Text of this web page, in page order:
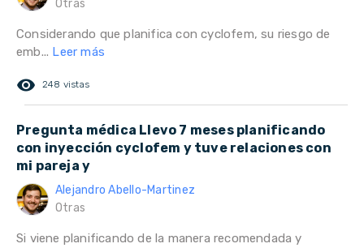
Otras
Considerando que planifica con cyclofem, su riesgo de
emb... Leer más
remove_red_eye 248 vistas
Pregunta médica Llevo 7 meses planificando
con inyección cyclofem y tuve relaciones con
mi pareja y
Alejandro Abello-Martinez
Otras
Si viene planificando de la manera recomendada y